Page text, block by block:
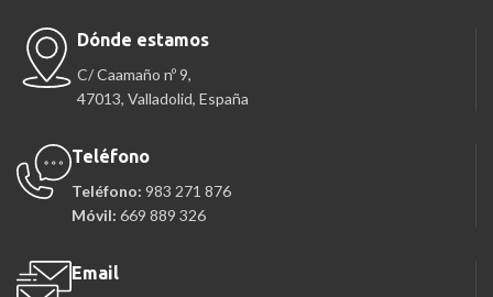
Dónde estamos
C/ Caamaño nº 9,
47013, Valladolid, España
Teléfono
Teléfono: 983 271 876
Móvil: 669 889 326
Email